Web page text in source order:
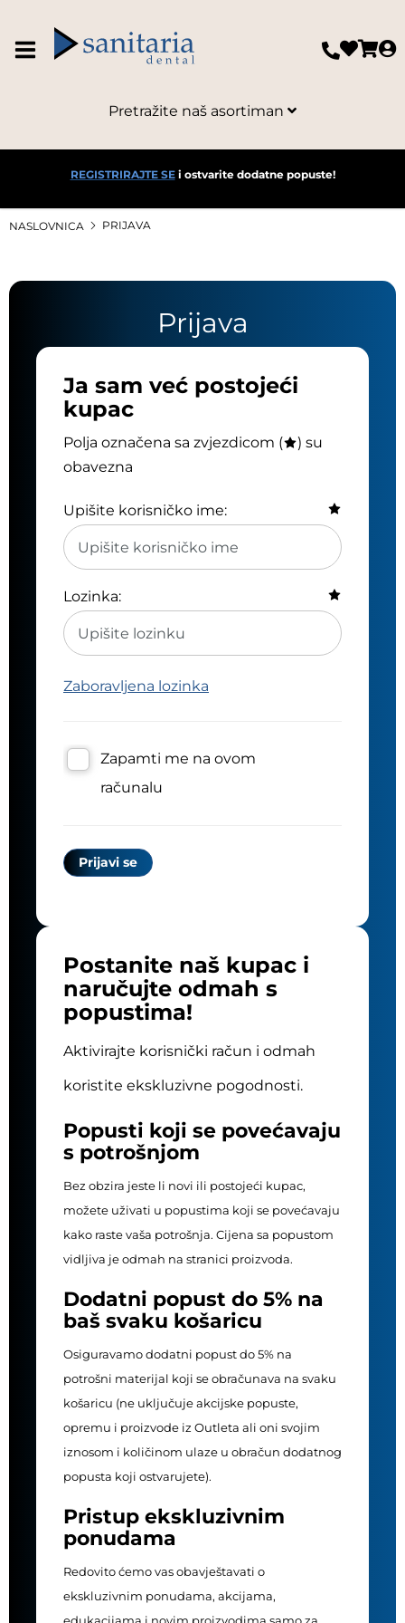
Pretražite naš asortiman
REGISTRIRAJTE SEi ostvarite dodatne popuste!
NASLOVNICA PRIJAVA
Prijava
Ja sam već postojeći
kupac
Polja označena sa zvjezdicom (
) su
obavezna
Upišite korisničko ime:
Lozinka:
Zaboravljena lozinka
Zapamti me na ovom
računalu
Postanite naš kupac i
naručujte odmah s
popustima!
Aktivirajte korisnički račun i odmah
koristite ekskluzivne pogodnosti.
Popusti koji se povećavaju
s potrošnjom
Bez obzira jeste li novi ili postojeći kupac,
možete uživati u popustima koji se povećavaju
kako raste vaša potrošnja. Cijena sa popustom
vidljiva je odmah na stranici proizvoda.
Dodatni popust do 5% na
baš svaku košaricu
Osiguravamo dodatni popust do 5% na
potrošni materijal koji se obračunava na svaku
košaricu (ne uključuje akcijske popuste,
opremu i proizvode iz Outleta ali oni svojim
iznosom i količinom ulaze u obračun dodatnog
popusta koji ostvarujete).
Pristup ekskluzivnim
ponudama
Redovito ćemo vas obavještavati o
ekskluzivnim ponudama, akcijama,